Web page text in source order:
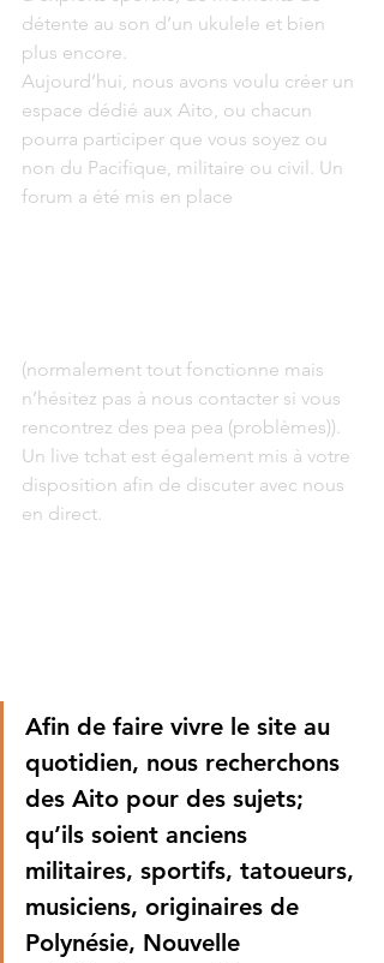
détente au son d’un ukulele et bien
plus encore.
Aujourd’hui, nous avons voulu créer un
espace dédié aux Aito, ou chacun
pourra participer que vous soyez ou
non du Pacifique, militaire ou civil. Un
forum a été mis en place
(normalement tout fonctionne mais
n’hésitez pas à nous contacter si vous
rencontrez des pea pea (problèmes)).
Un live tchat est également mis à votre
disposition afin de discuter avec nous
en direct.
Afin de faire vivre le site au
quotidien, nous recherchons
des Aito pour des sujets;
qu’ils soient anciens
militaires, sportifs, tatoueurs,
musiciens, originaires de
Polynésie, Nouvelle